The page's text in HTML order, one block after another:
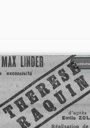
2